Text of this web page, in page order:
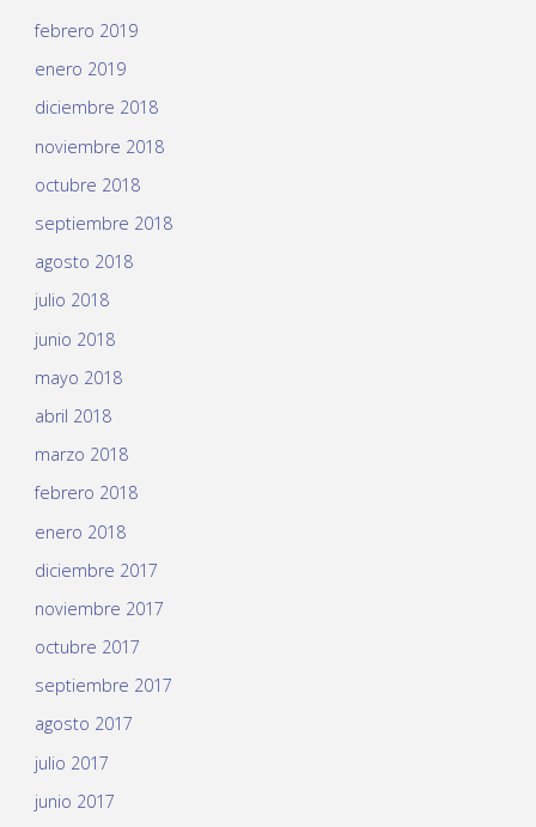
febrero 2019
enero 2019
diciembre 2018
noviembre 2018
octubre 2018
septiembre 2018
agosto 2018
julio 2018
junio 2018
mayo 2018
abril 2018
marzo 2018
febrero 2018
enero 2018
diciembre 2017
noviembre 2017
octubre 2017
septiembre 2017
agosto 2017
julio 2017
junio 2017